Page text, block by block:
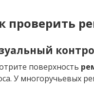
проверить
поверхность
У многоручьевых